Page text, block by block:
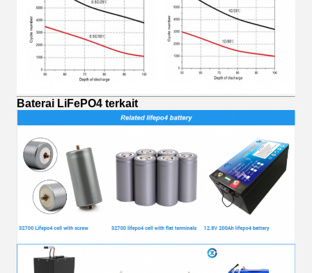
Baterai LiFePO4 terkait